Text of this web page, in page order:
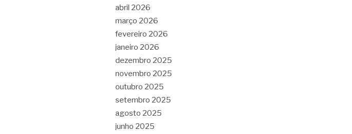
abril 2026
março 2026
fevereiro 2026
janeiro 2026
dezembro 2025
novembro 2025
outubro 2025
setembro 2025
agosto 2025
junho 2025